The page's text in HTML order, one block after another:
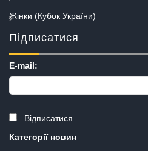
Жінки (Кубок України)
Підписатися
E-mail:
Відписатися
Категорії новин